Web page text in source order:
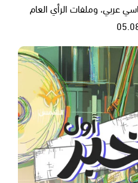
عربي، وملفات الرأي العام